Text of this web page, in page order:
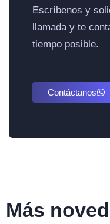
Escríbenos y
llamada y te
tiempo posible.
Contáctanos
Más